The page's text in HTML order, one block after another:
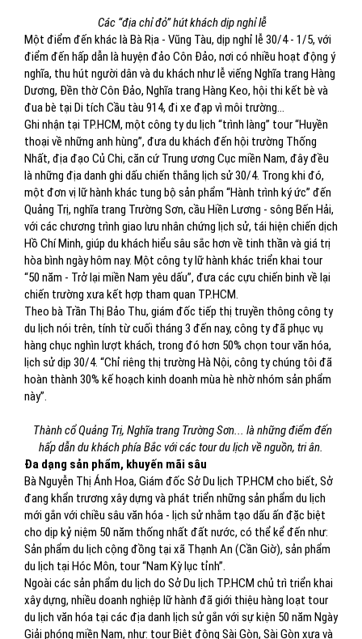
Các “địa chỉ đỏ” hút khách dịp nghỉ lễ
Một điểm đến khác là Bà Rịa - Vũng Tàu, dịp nghỉ lễ 30/4 - 1/5, với
điểm đến hấp dẫn là huyện đảo Côn Đảo, nơi có nhiều hoạt động ý
nghĩa, thu hút người dân và du khách như lễ viếng Nghĩa trang Hàng
Dương, Đền thờ Côn Đảo, Nghĩa trang Hàng Keo, hội thi kết bè và
đua bè tại Di tích Cầu tàu 914, đi xe đạp vì môi trường...
Ghi nhận tại TP.HCM, một công ty du lịch “trình làng” tour “Huyền
thoại về những anh hùng”, đưa du khách đến hội trường Thống
Nhất, địa đạo Củ Chi, căn cứ Trung ương Cục miền Nam, đây đều
là những địa danh ghi dấu chiến thắng lịch sử 30/4. Trong khi đó,
một đơn vị lữ hành khác tung bộ sản phẩm “Hành trình ký ức” đến
Quảng Trị, nghĩa trang Trường Sơn, cầu Hiền Lương - sông Bến Hải,
với các chương trình giao lưu nhân chứng lịch sử, tái hiện chiến dịch
Hồ Chí Minh, giúp du khách hiểu sâu sắc hơn về tinh thần và giá trị
hòa bình ngày hôm nay. Một công ty lữ hành khác triển khai tour
“50 năm - Trở lại miền Nam yêu dấu”, đưa các cựu chiến binh về lại
chiến trường xưa kết hợp tham quan TP.HCM.
Theo bà Trần Thị Bảo Thu, giám đốc tiếp thị truyền thông công ty
du lịch nói trên, tính từ cuối tháng 3 đến nay, công ty đã phục vụ
hàng chục nghìn lượt khách, trong đó hơn 50% chọn tour văn hóa,
lịch sử dịp 30/4. “Chỉ riêng thị trường Hà Nội, công ty chúng tôi đã
hoàn thành 30% kế hoạch kinh doanh mùa hè nhờ nhóm sản phẩm
này”.
Thành cổ Quảng Trị, Nghĩa trang Trường Sơn... là những điểm đến
hấp dẫn du khách phía Bắc với các tour du lịch về nguồn, tri ân.
Đa dạng sản phẩm, khuyến mãi sâu
Bà Nguyễn Thị Ánh Hoa, Giám đốc Sở Du lịch TP.HCM cho biết, Sở
đang khẩn trương xây dựng và phát triển những sản phẩm du lịch
mới gắn với chiều sâu văn hóa - lịch sử nhằm tạo dấu ấn đặc biệt
cho dịp kỷ niệm 50 năm thống nhất đất nước, có thể kể đến như:
Sản phẩm du lịch cộng đồng tại xã Thạnh An (Cần Giờ), sản phẩm
du lịch tại Hóc Môn, tour “Nam Kỳ lục tỉnh”.
Ngoài các sản phẩm du lịch do Sở Du lịch TP.HCM chủ trì triển khai
xây dựng, nhiều doanh nghiệp lữ hành đã giới thiệu hàng loạt tour
du lịch văn hóa tại các địa danh lịch sử gắn với sự kiện 50 năm Ngày
Giải phóng miền Nam, như: tour Biệt động Sài Gòn, Sài Gòn xưa và